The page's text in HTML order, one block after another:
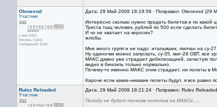
Olenevod
Участник
с апр 2003
Москва, СЗАО
Сообщений: 8168
Дата: 29 Май 2009 18:19:56 · Поправил: Olenevod (29
Интересно сколько нужно продать билетов и по какой
Триста тыщ человек, рублей по 500 если сделать
И чо не хватает на керосин?
жлобы.
Мне много групп и не надо: итальяшек, липчан на су-
Ну одиночки можно запускать, су-35, миг-29 ОВТ, все
МАКС давно уже страдает дебилизацией, зачастую
видно в бинокль тольно нормально.
Почему-то именно МАКС этим страдает, ни полеты в
Кароче если какие-никакие полеты будут, я все равно
Rulez Reloaded
Участник
Дата: 29 Май 2009 18:21:24 · Поправил: Rulez
Походу не будет толком полетов на МАКСе.....